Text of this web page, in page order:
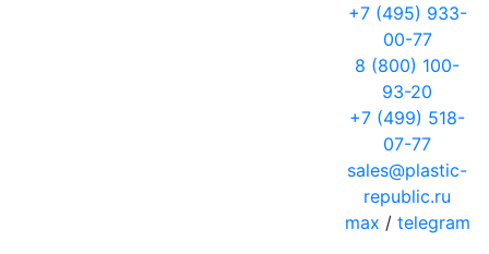
+7 (495) 933-
00-77
8 (800) 100-
93-20
+7 (499) 518-
07-77
sales@plastic-
republic.ru
max / telegram